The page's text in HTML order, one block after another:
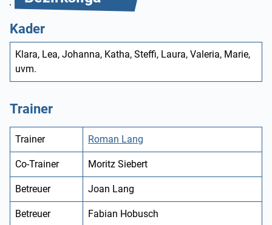
Kader
Klara, Lea, Johanna, Katha, Steffi, Laura, Valeria, Marie,
uvm.
Trainer
Trainer Roman Lang
Co-Trainer Moritz Siebert
Betreuer Joan Lang
Betreuer Fabian Hobusch